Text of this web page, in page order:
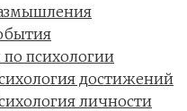
по психологии
достижений
личности